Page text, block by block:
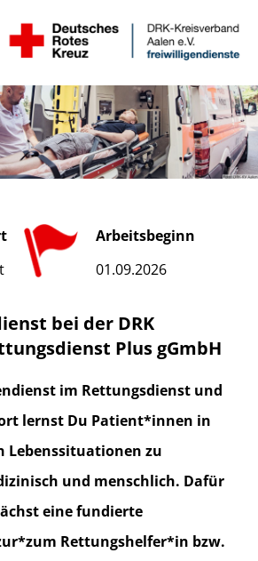
Arbeitsbeginn
01.09.2026
bei der DRK
Plus gGmbH
im Rettungsdienst und
lernst Du Patient*innen in
Lebenssituationen zu
und menschlich. Dafür
eine fundierte
Rettungshelfer*in bzw.